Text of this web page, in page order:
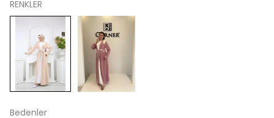
RENKLER
Bedenler